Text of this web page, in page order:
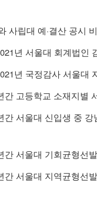
사립대 예 ·결산 공시
년 서울대 회계법인
년 국정감사 서울대
간 고등학교 소재지별
간 서울대 신입생 중 강
간 서울대 기회균형선
간 서울대 지역균형선